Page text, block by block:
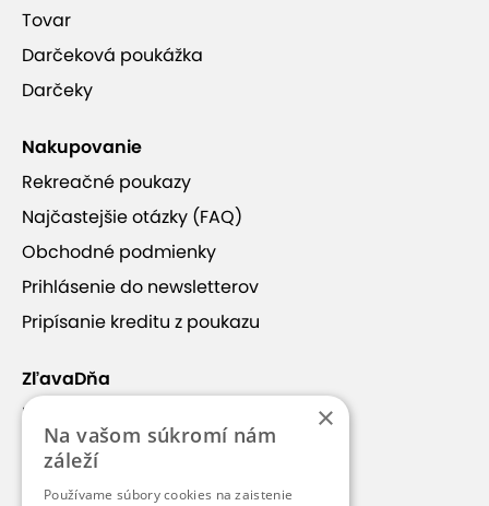
Tovar
Darčeková poukážka
Darčeky
Nakupovanie
Rekreačné poukazy
Najčastejšie otázky (FAQ)
Obchodné podmienky
Prihlásenie do newsletterov
Pripísanie kreditu z poukazu
ZľavaDňa
Náš príbeh
Kontakt
Kariéra
×
Na vašom súkromí nám
záleží
Používame súbory cookies na zaistenie